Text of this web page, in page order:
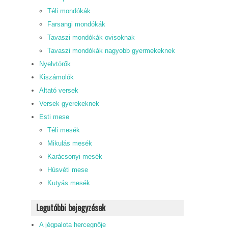
Téli mondókák
Farsangi mondókák
Tavaszi mondókák ovisoknak
Tavaszi mondókák nagyobb gyermekeknek
Nyelvtörők
Kiszámolók
Altató versek
Versek gyerekeknek
Esti mese
Téli mesék
Mikulás mesék
Karácsonyi mesék
Húsvéti mese
Kutyás mesék
Legutóbbi bejegyzések
A jégpalota hercegnője